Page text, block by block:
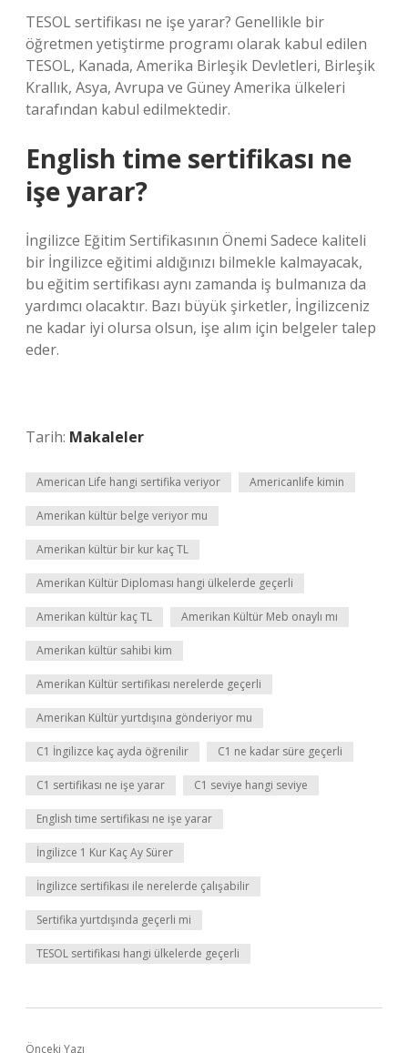
TESOL sertifikası ne işe yarar? Genellikle bir
öğretmen yetiştirme programı olarak kabul edilen
TESOL, Kanada, Amerika Birleşik Devletleri, Birleşik
Krallık, Asya, Avrupa ve Güney Amerika ülkeleri
tarafından kabul edilmektedir.
English time sertifikası ne
işe yarar?
İngilizce Eğitim Sertifikasının Önemi Sadece kaliteli
bir İngilizce eğitimi aldığınızı bilmekle kalmayacak,
bu eğitim sertifikası aynı zamanda iş bulmanıza da
yardımcı olacaktır. Bazı büyük şirketler, İngilizceniz
ne kadar iyi olursa olsun, işe alım için belgeler talep
eder.
Tarih: Makaleler
American Life hangi sertifika veriyor Americanlife kimin
Amerikan kültür belge veriyor mu
Amerikan kültür bir kur kaç TL
Amerikan Kültür Diploması hangi ülkelerde geçerli
Amerikan kültür kaç TL Amerikan Kültür Meb onaylı mı
Amerikan kültür sahibi kim
Amerikan Kültür sertifikası nerelerde geçerli
Amerikan Kültür yurtdışına gönderiyor mu
C1 İngilizce kaç ayda öğrenilir C1 ne kadar süre geçerli
C1 sertifikası ne işe yarar C1 seviye hangi seviye
English time sertifikası ne işe yarar
İngilizce 1 Kur Kaç Ay Sürer
İngilizce sertifikası ile nerelerde çalışabilir
Sertifika yurtdışında geçerli mi
TESOL sertifikası hangi ülkelerde geçerli
Önceki Yazı